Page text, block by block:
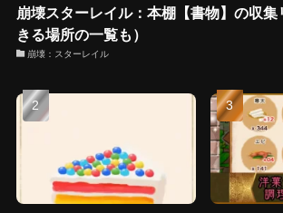
崩壊スターレイル：本棚【書物】の収集
きる場所の一覧も）
崩壊：スターレイル